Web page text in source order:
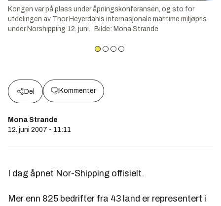
Kongen var på plass under åpningskonferansen, og sto for
utdelingen av Thor Heyerdahls internasjonale maritime miljøpris
under Norshipping 12. juni.
Bilde: Mona Strande
Del Kommenter
Mona Strande
12. juni 2007 - 11:11
I dag åpnet Nor-Shipping offisielt.
Mer enn 825 bedrifter fra 43 land er representert i